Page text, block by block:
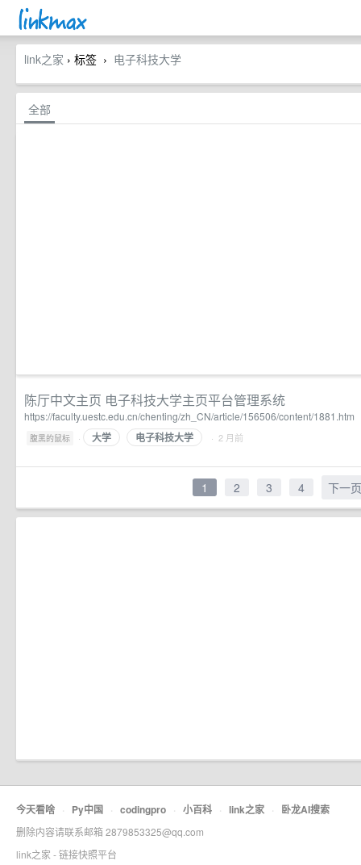
link之家 › 标签 › 电子科技大学
全部
陈厅中文主页 电子科技大学主页平台管理系统
https://faculty.uestc.edu.cn/chenting/zh_CN/article/156506/content/1881.htm
腹黑的鼠标 · 大学 电子科技大学 · 2 月前
1 2 3 4 下一页
今天看啥 · Py中国 · codingpro · 小百科 · link之家 · 卧龙AI搜索
删除内容请联系邮箱 2879853325@qq.com
link之家 - 链接快照平台